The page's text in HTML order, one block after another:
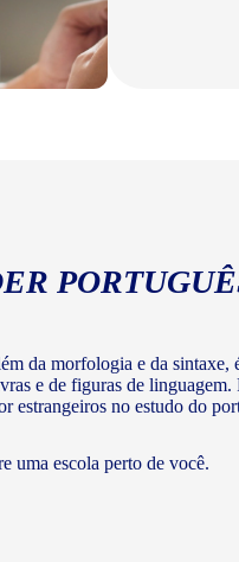
da morfologia e da
e de figuras de
estrangeiros no estudo do
uma escola perto de você.